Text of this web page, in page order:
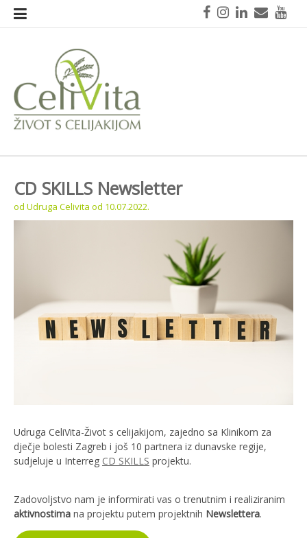
Skoči
FacebookInstagram
LinkedIn
Mail
CD SKILLS Newsletter
od Udruga Celivita od 10.07.2022.
Udruga CeliVita-Život s celijakijom, zajedno sa Klinikom za
dječje bolesti Zagreb i još 10 partnera iz dunavske regije,
sudjeluje u Interreg CD SKILLS projektu.
Zadovoljstvo nam je informirati vas o trenutnim i realiziranim
aktivnostima na projektu putem projektnih Newslettera.